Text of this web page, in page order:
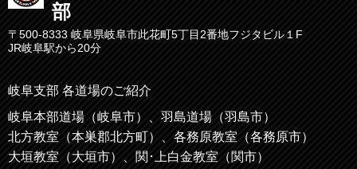
部
〒500-8333 岐阜県岐阜市此花町5丁目2番地フジタビル１F
JR岐阜駅から20分
岐阜支部 各道場のご紹介
岐阜本部道場（岐阜市）、羽島道場（羽島市）
北方教室（本巣郡北方町）、各務原教室（各務原市）
大垣教室（大垣市）、関･上白金教室（関市）